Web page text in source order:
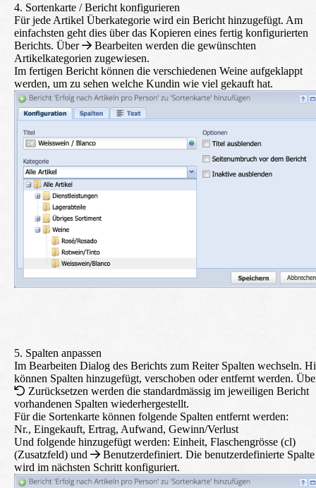
4. Sortenkarte / Bericht konfigurieren
Für jede Artikel Überkategorie wird ein Bericht hinzugefügt. Am
einfachsten geht dies über das Kopieren eines fertig konfigurierten
Berichts. Über
Bearbeiten werden die gewünschten
Artikelkategorien zugewiesen.
Im fertigen Bericht können die verschiedenen Weine aufgeklappt
werden, um zu sehen welche Kundin wie viel gekauft hat.
5. Spalten anpassen
Im Bearbeiten Dialog des Berichts zum Reiter Spalten wechseln.
können Spalten hinzugefügt, verschoben oder entfernt werden.
Zurücksetzen werden die standardmässig im jeweiligen Bericht
vorhandenen Spalten wiederhergestellt.
Für die Sortenkarte können folgende Spalten entfernt werden:
Nr., Eingekauft, Ertrag, Aufwand, Gewinn/Verlust
Und folgende hinzugefügt werden: Einheit, Flaschengrösse (cl)
(Zusatzfeld) und
Benutzerdefiniert. Die benutzerdefinierte Spalte
wird im nächsten Schritt konfiguriert.